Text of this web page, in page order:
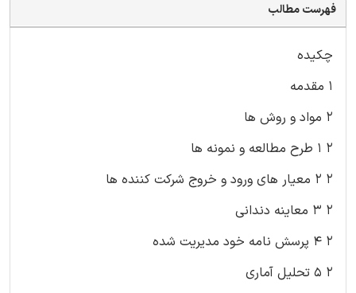
فهرست مطالب
چکیده
۱ مقدمه
۲ مواد و روش ها
۲ ۱ طرح مطالعه و نمونه ها
۲ ۲ معیار های ورود و خروج شرکت کننده ها
۲ ۳ معاینه دندانی
۲ ۴ پرسش نامه خود مدیریت شده
۲ ۵ تحلیل آماری